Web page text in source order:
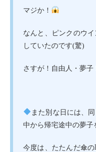
マジか！
なんと、ピンクのウ
していたのです(驚)
さすが！自由人・夢子
また別な日には、
中から帰宅途中の夢子
今度は、たたんだ傘